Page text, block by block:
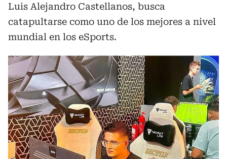
Luis Alejandro Castellanos, busca
catapultarse como uno de los mejores a nivel
mundial en los eSports.